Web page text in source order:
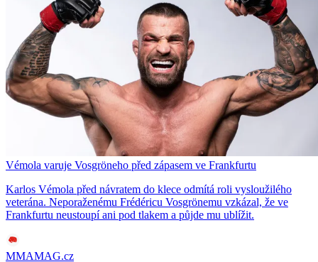
Vémola varuje Vosgröneho před zápasem ve Frankfurtu
Karlos Vémola před návratem do klece odmítá roli vysloužilého
veterána. Neporaženému Frédéricu Vosgrönemu vzkázal, že ve
Frankfurtu neustoupí ani pod tlakem a půjde mu ublížit.
MMAMAG.cz